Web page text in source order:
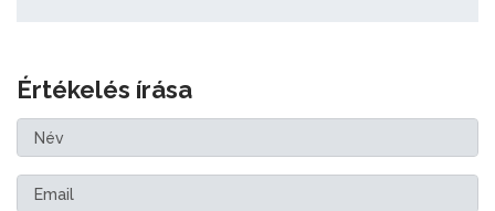
Értékelés írása